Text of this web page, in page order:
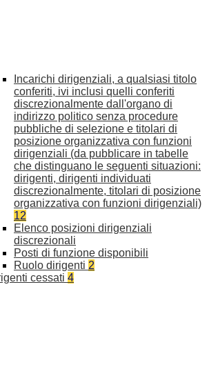
Incarichi dirigenziali, a qualsiasi titolo
conferiti, ivi inclusi quelli conferiti
discrezionalmente dall'organo di
indirizzo politico senza procedure
pubbliche di selezione e titolari di
posizione organizzativa con funzioni
dirigenziali (da pubblicare in tabelle
che distinguano le seguenti situazioni:
dirigenti, dirigenti individuati
discrezionalmente, titolari di posizione
organizzativa con funzioni dirigenziali)
12
Elenco posizioni dirigenziali
discrezionali
Posti di funzione disponibili
Ruolo dirigenti 2
cessati 4